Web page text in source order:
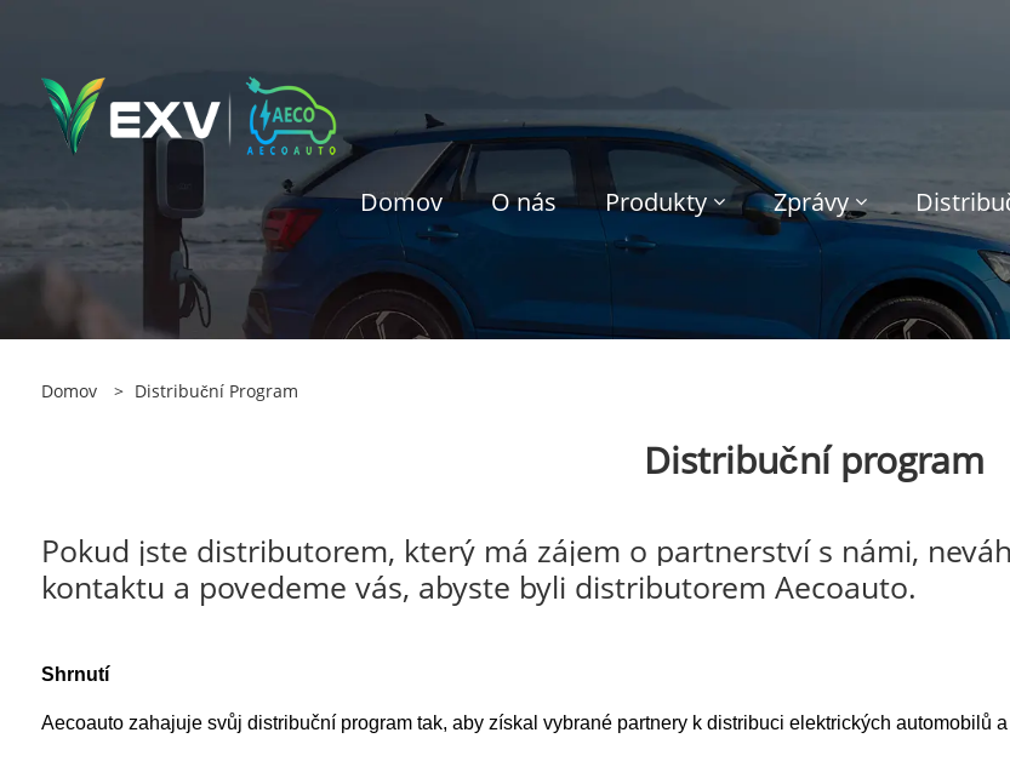
Domov O nás Produkty Zprávy
Domov > Distribuční Program
Distribuční program
Pokud jste distributorem, který má zájem o partnerství s námi,
kontaktu a povedeme vás, abyste byli distributorem Aecoauto.
Shrnutí
Aecoauto zahajuje svůj distribuční program tak, aby získal vybrané partnery k distribuci elektrických automobilů